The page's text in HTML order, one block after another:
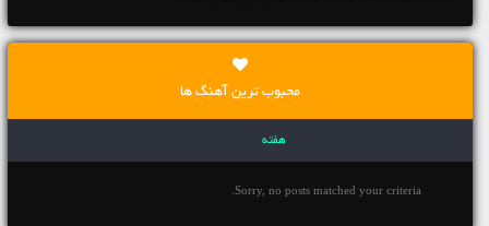
محبوب ترین آهنگ ها
هفته
Sorry, no posts matched your criteria.